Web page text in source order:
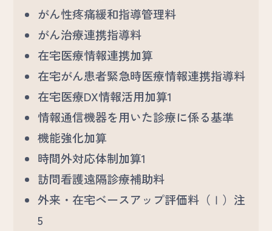
がん性疼痛緩和指導管理料
がん治療連携指導料
在宅医療情報連携加算
在宅がん患者緊急時医療情報連携指導料
在宅医療DX情報活用加算1
情報通信機器を用いた診療に係る基準
機能強化加算
時間外対応体制加算1
訪問看護遠隔診療補助料
外来・在宅ベースアップ評価料（Ⅰ）注
5